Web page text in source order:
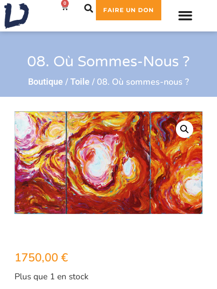
€ 0
FAIRE UN DON
08. Où Sommes-Nous ?
Boutique /Toile / 08. Où sommes-nous ?
1750,00 €
Plus que 1 en stock